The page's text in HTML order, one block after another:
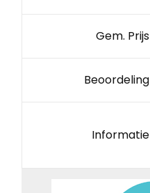
Gem. Prijs
Beoordeling
Informatie